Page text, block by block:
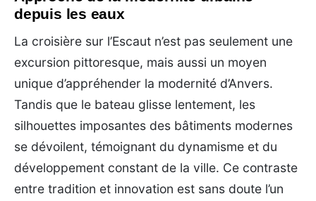
depuis les eaux
La croisière sur l’Escaut n’est pas seulement une
excursion pittoresque, mais aussi un moyen
unique d’appréhender la modernité d’Anvers.
Tandis que le bateau glisse lentement, les
silhouettes imposantes des bâtiments modernes
se dévoilent, témoignant du dynamisme et du
développement constant de la ville. Ce contraste
entre tradition et innovation est sans doute l’un